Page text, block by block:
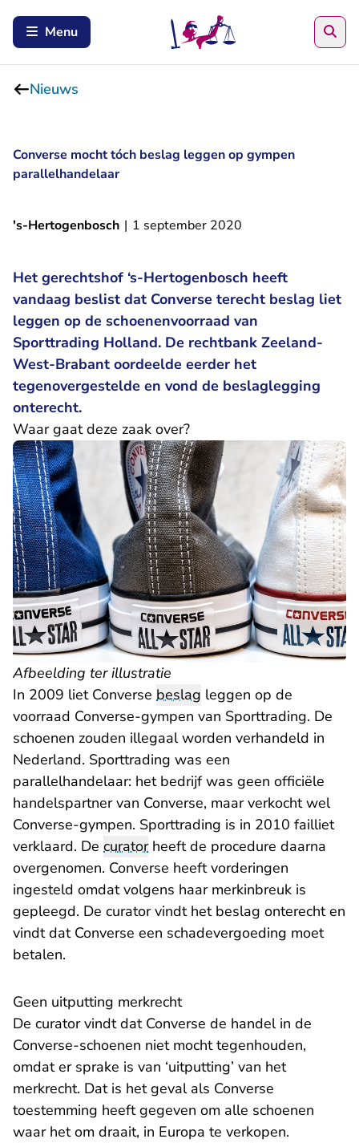
Menu
Nieuws
Converse mocht tóch beslag leggen op gympen
parallelhandelaar
's-Hertogenbosch | 1 september 2020
Het gerechtshof ‘s-Hertogenbosch heeft
vandaag beslist dat Converse terecht beslag liet
leggen op de schoenenvoorraad van
Sporttrading Holland. De rechtbank Zeeland-
West-Brabant oordeelde eerder het
tegenovergestelde en vond de beslaglegging
onterecht.
Waar gaat deze zaak over?
Afbeelding ter illustratie
In 2009 liet Converse beslag leggen op de
voorraad Converse-gympen van Sporttrading. De
schoenen zouden illegaal worden verhandeld in
Nederland. Sporttrading was een
parallelhandelaar: het bedrijf was geen officiële
handelspartner van Converse, maar verkocht wel
Converse-gympen. Sporttrading is in 2010 failliet
verklaard. De curatorheeft de procedure daarna
overgenomen. Converse heeft vorderingen
ingesteld omdat volgens haar merkinbreuk is
gepleegd. De curator vindt het beslag onterecht en
vindt dat Converse een schadevergoeding moet
betalen.
Geen uitputting merkrecht
De curator vindt dat Converse de handel in de
Converse-schoenen niet mocht tegenhouden,
omdat er sprake is van ‘uitputting’ van het
merkrecht. Dat is het geval als Converse
toestemming heeft gegeven om alle schoenen
waar het om draait, in Europa te verkopen.